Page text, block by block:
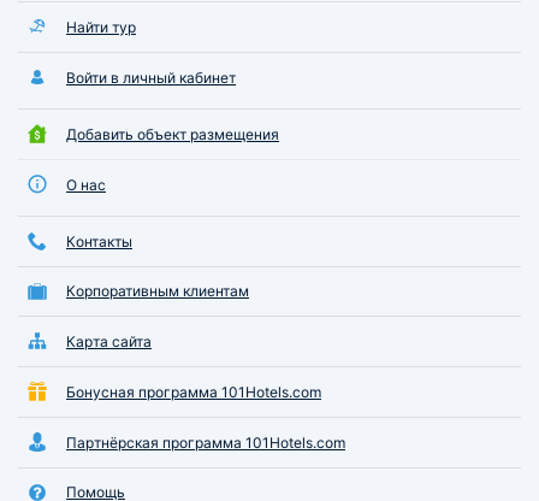
Найти тур
Войти в личный кабинет
Добавить объект размещения
О нас
Контакты
Корпоративным клиентам
Карта сайта
Бонусная программа 101Hotels.com
Партнёрская программа 101Hotels.com
Помощь